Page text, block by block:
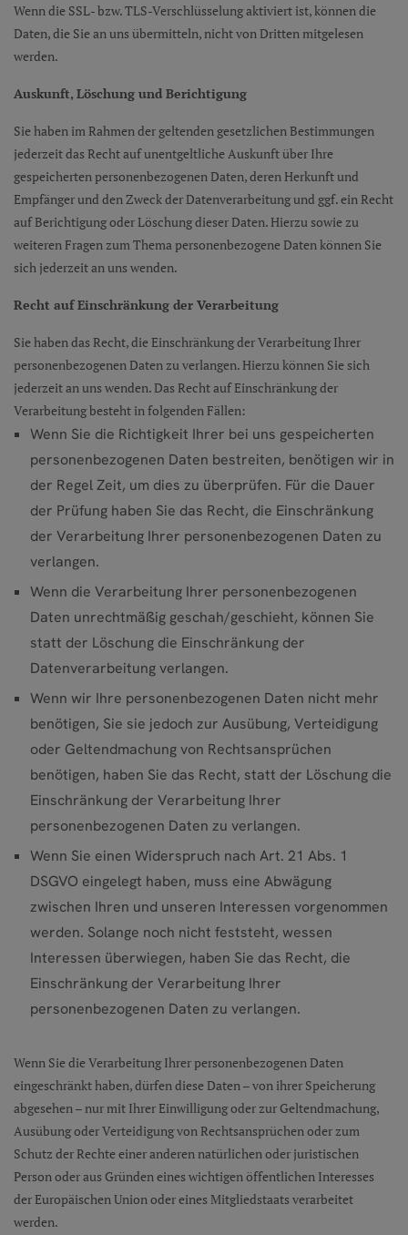
Wenn die SSL- bzw. TLS-Verschlüsselung aktiviert ist, können die
Daten, die Sie an uns übermitteln, nicht von Dritten mitgelesen
werden.
Auskunft, Löschung und Berichtigung
Sie haben im Rahmen der geltenden gesetzlichen Bestimmungen
jederzeit das Recht auf unentgeltliche Auskunft über Ihre
gespeicherten personenbezogenen Daten, deren Herkunft und
Empfänger und den Zweck der Datenverarbeitung und ggf. ein Recht
auf Berichtigung oder Löschung dieser Daten. Hierzu sowie zu
weiteren Fragen zum Thema personenbezogene Daten können Sie
sich jederzeit an uns wenden.
Recht auf Einschränkung der Verarbeitung
Sie haben das Recht, die Einschränkung der Verarbeitung Ihrer
personenbezogenen Daten zu verlangen. Hierzu können Sie sich
jederzeit an uns wenden. Das Recht auf Einschränkung der
Verarbeitung besteht in folgenden Fällen:
Wenn Sie die Richtigkeit Ihrer bei uns gespeicherten
personenbezogenen Daten bestreiten, benötigen wir in
der Regel Zeit, um dies zu überprüfen. Für die Dauer
der Prüfung haben Sie das Recht, die Einschränkung
der Verarbeitung Ihrer personenbezogenen Daten zu
verlangen.
Wenn die Verarbeitung Ihrer personenbezogenen
Daten unrechtmäßig geschah/geschieht, können Sie
statt der Löschung die Einschränkung der
Datenverarbeitung verlangen.
Wenn wir Ihre personenbezogenen Daten nicht mehr
benötigen, Sie sie jedoch zur Ausübung, Verteidigung
oder Geltendmachung von Rechtsansprüchen
benötigen, haben Sie das Recht, statt der Löschung die
Einschränkung der Verarbeitung Ihrer
personenbezogenen Daten zu verlangen.
Wenn Sie einen Widerspruch nach Art. 21 Abs. 1
DSGVO eingelegt haben, muss eine Abwägung
zwischen Ihren und unseren Interessen vorgenommen
werden. Solange noch nicht feststeht, wessen
Interessen überwiegen, haben Sie das Recht, die
Einschränkung der Verarbeitung Ihrer
personenbezogenen Daten zu verlangen.
Wenn Sie die Verarbeitung Ihrer personenbezogenen Daten
eingeschränkt haben, dürfen diese Daten – von ihrer Speicherung
abgesehen – nur mit Ihrer Einwilligung oder zur Geltendmachung,
Ausübung oder Verteidigung von Rechtsansprüchen oder zum
Schutz der Rechte einer anderen natürlichen oder juristischen
Person oder aus Gründen eines wichtigen öffentlichen Interesses
der Europäischen Union oder eines Mitgliedstaats verarbeitet
werden.